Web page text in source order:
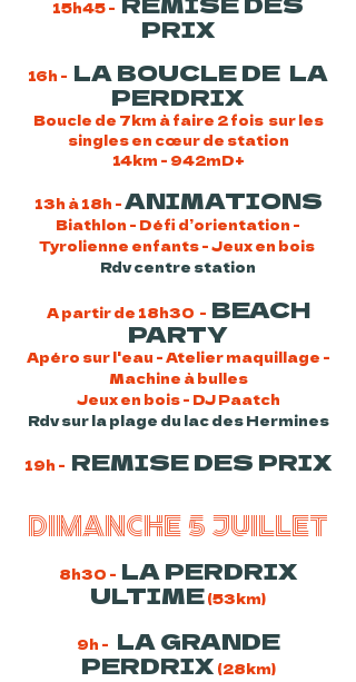
15h45 -
PRIX
16h - LA BOUCLE DE LA
PERDRIX
Boucle de 7km à faire 2 fois sur les
singles en cœur de station
14km - 942mD+
13h à 18h -ANIMATIONS
Biathlon - Défi d’orientation -
Tyrolienne enfants - Jeux en bois
Rdv centre station
A partir de 18h30 - BEACH
PARTY
Apéro sur l'eau - Atelier maquillage -
Machine à bulles
Jeux en bois - DJ Paatch
Rdv sur la plage du lac des Hermines
19h - REMISE DES PRIX
DIMANCHE 5 JUILLET
8h30 - LA PERDRIX
ULTIME(53km)
9h - LA GRANDE
PERDRIX (28km)